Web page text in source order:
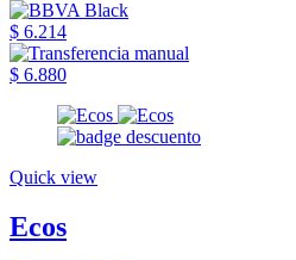
$ 6.214
$ 6.880
Quick view
Ecos